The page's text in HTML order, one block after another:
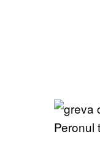
Peronul